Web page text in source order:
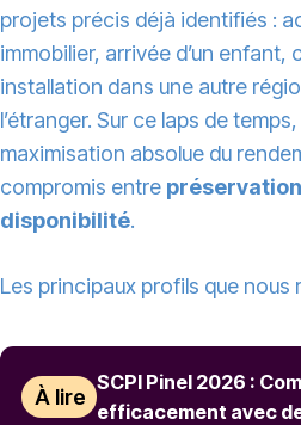
projets précis déjà identifiés :
immobilier, arrivée d’un enfant,
installation dans une autre
l’étranger. Sur ce laps de
maximisation absolue du
compromis entre
disponibilité.
Les principaux profils que
À lire
SCPI Pinel 2026 :
efficacement avec